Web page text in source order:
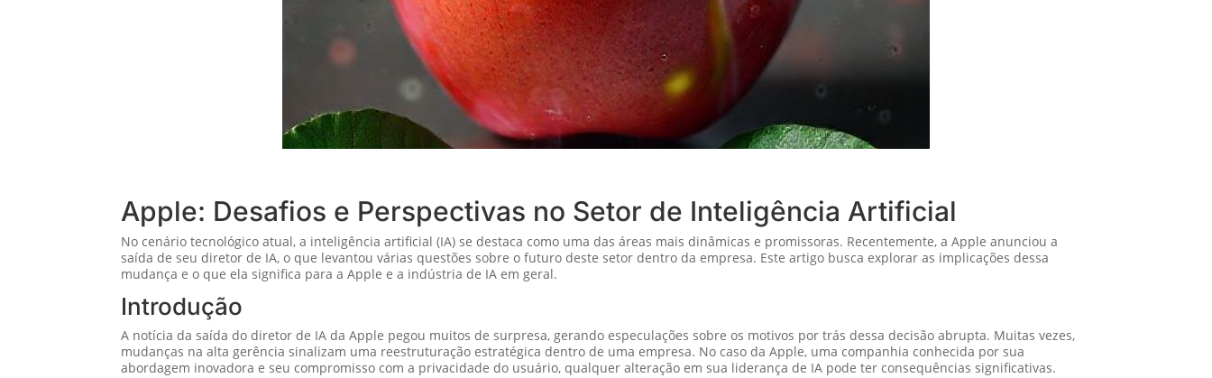
Apple: Desafios e Perspectivas no Setor de Inteligência Artificial
No cenário tecnológico atual, a inteligência artificial (IA) se destaca como uma das áreas mais dinâmicas e promissoras. Recentemente, a Apple anunciou a
saída de seu diretor de IA, o que levantou várias questões sobre o futuro deste setor dentro da empresa. Este artigo busca explorar as implicações dessa
mudança e o que ela significa para a Apple e a indústria de IA em geral.
Introdução
A notícia da saída do diretor de IA da Apple pegou muitos de surpresa, gerando especulações sobre os motivos por trás dessa decisão abrupta. Muitas vezes,
mudanças na alta gerência sinalizam uma reestruturação estratégica dentro de uma empresa. No caso da Apple, uma companhia conhecida por sua
abordagem inovadora e seu compromisso com a privacidade do usuário, qualquer alteração em sua liderança de IA pode ter consequências significativas.